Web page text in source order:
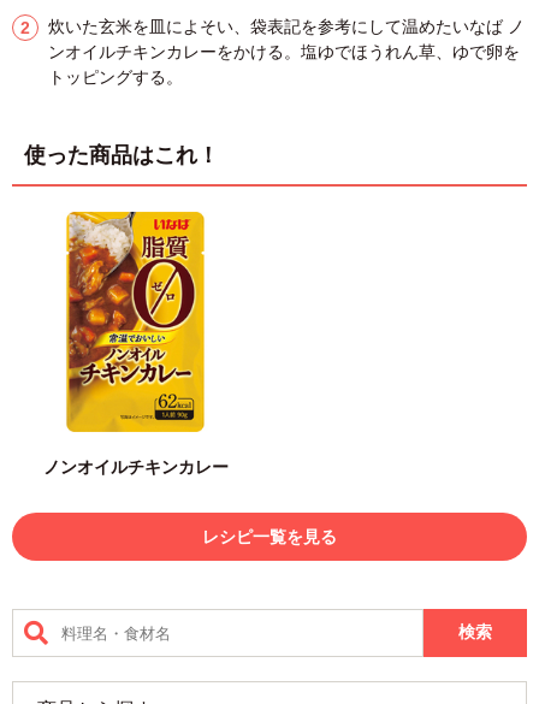
炊いた玄米を皿によそい、袋表記を参考にして温めたいなば ノ
ンオイルチキンカレーをかける。塩ゆでほうれん草、ゆで卵を
トッピングする。
使った商品はこれ！
ノンオイルチキンカレー
レシピ一覧を見る